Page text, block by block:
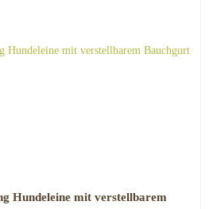
Hundeleine mit verstellbarem